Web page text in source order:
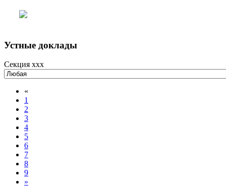
Устные доклады
Секция xxx
«
1
2
3
4
5
6
7
8
9
»